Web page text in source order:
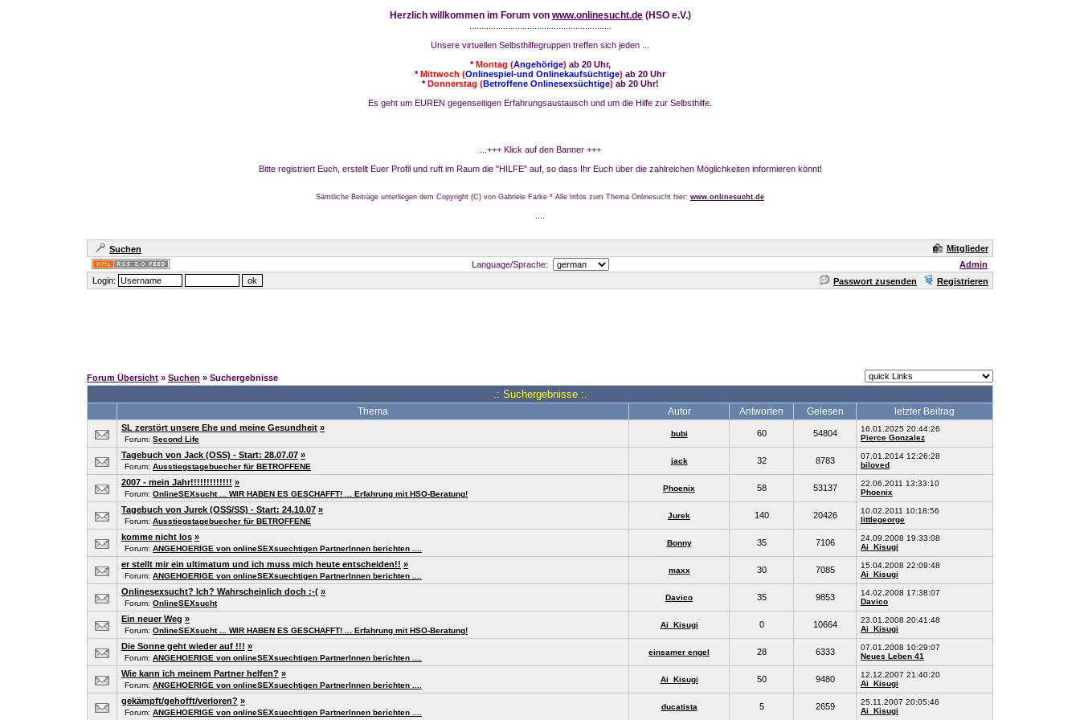
Herzlich willkommen im Forum von www.onlinesucht.de(HSO e.V.)
Unsere virtuellen Selbsthilfegruppen treffen sich jeden ...
*Montag (Angehörige) ab 20 Uhr,
*Mittwoch (Onlinespiel-und Onlinekaufsüchtige) ab 20 Uhr
*Donnerstag (Betroffene Onlinesexsüchtige) ab 20 Uhr!
Es geht um EUREN gegenseitigen Erfahrungsaustausch und um die Hilfe zur Selbsthilfe.
...+++ Klick auf den Banner +++
Bitte registriert Euch, erstellt Euer Profil und ruft im Raum die "HILFE" auf, so dass Ihr Euch über die zahlreichen Möglichkeiten informieren könnt!
Sämtliche Beiträge unterliegen dem Copyright (C) von Gabriele Farke * Alle Infos zum Thema Onlinesucht hier: www.onlinesucht.de
Suchen
Mitglieder
Language/Sprache:
Admin
Login:
Passwort zusenden Registrieren
Forum Übersicht » Suchen » Suchergebnisse
.: Suchergebnisse :.
Thema Autor Antworten Gelesen letzter Beitrag
SL zerstört unsere Ehe und meine Gesundheit »
Forum: Second Life
bubi 60 54804
16.01.2025 20:44:26
Pierce Gonzalez
Tagebuch von Jack (OSS) - Start: 28.07.07 »
Forum: Ausstiegstagebuecher für BETROFFENE
jack 32 8783
07.01.2014 12:26:28
biloved
2007 - mein Jahr!!!!!!!!!!!!! »
Forum: OnlineSEXsucht ... WIR HABEN ES GESCHAFFT! ... Erfahrung mit HSO-Beratung!
Phoenix 58 53137
22.06.2011 13:33:10
Phoenix
Tagebuch von Jurek (OSS/SS) - Start: 24.10.07 »
Forum: Ausstiegstagebuecher für BETROFFENE
Jurek 140 20426
10.02.2011 10:18:56
littlegeorge
komme nicht los »
Forum: ANGEHOERIGE von onlineSEXsuechtigen PartnerInnen berichten ....
Bonny 35 7106
24.09.2008 19:33:08
Ai_Kisugi
er stellt mir ein ultimatum und ich muss mich heute entscheiden!! »
Forum: ANGEHOERIGE von onlineSEXsuechtigen PartnerInnen berichten ....
maxx 30 7085
15.04.2008 22:09:48
Ai_Kisugi
Onlinesexsucht? Ich? Wahrscheinlich doch :-( »
Forum: OnlineSEXsucht
Davico 35 9853
14.02.2008 17:38:07
Davico
Ein neuer Weg »
Forum: OnlineSEXsucht ... WIR HABEN ES GESCHAFFT! ... Erfahrung mit HSO-Beratung!
Ai_Kisugi 0 10664
23.01.2008 20:41:48
Ai_Kisugi
Die Sonne geht wieder auf !!! »
Forum: ANGEHOERIGE von onlineSEXsuechtigen PartnerInnen berichten ....
einsamer engel 28 6333
07.01.2008 10:29:07
Neues Leben 41
Wie kann ich meinem Partner helfen? »
Forum: ANGEHOERIGE von onlineSEXsuechtigen PartnerInnen berichten ....
Ai_Kisugi 50 9480
12.12.2007 21:40:20
Ai_Kisugi
gekämpft/gehofft/verloren? »
Forum: ANGEHOERIGE von onlineSEXsuechtigen PartnerInnen berichten ....
ducatista 5 2659
25.11.2007 20:05:46
Ai_Kisugi